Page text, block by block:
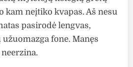
kam neįtiko kvapas. Aš nesu
pasirodė lengvas,
fone. Manęs